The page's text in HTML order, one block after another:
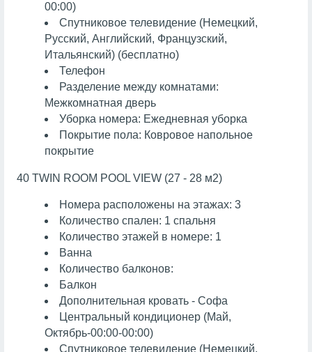
00:00)
Спутниковое телевидение (Немецкий,
Русский, Английский, Французский,
Итальянский) (бесплатно)
Телефон
Разделение между комнатами:
Межкомнатная дверь
Уборка номера: Ежедневная уборка
Покрытие пола: Ковровое напольное
покрытие
40 TWIN ROOM POOL VIEW (27 - 28 м2)
Номера расположены на этажах: 3
Количество спален: 1 спальня
Количество этажей в номере: 1
Ванна
Количество балконов:
Балкон
Дополнительная кровать - Софа
Центральный кондиционер (Май,
Октябрь-00:00-00:00)
Спутниковое телевидение (Немецкий,